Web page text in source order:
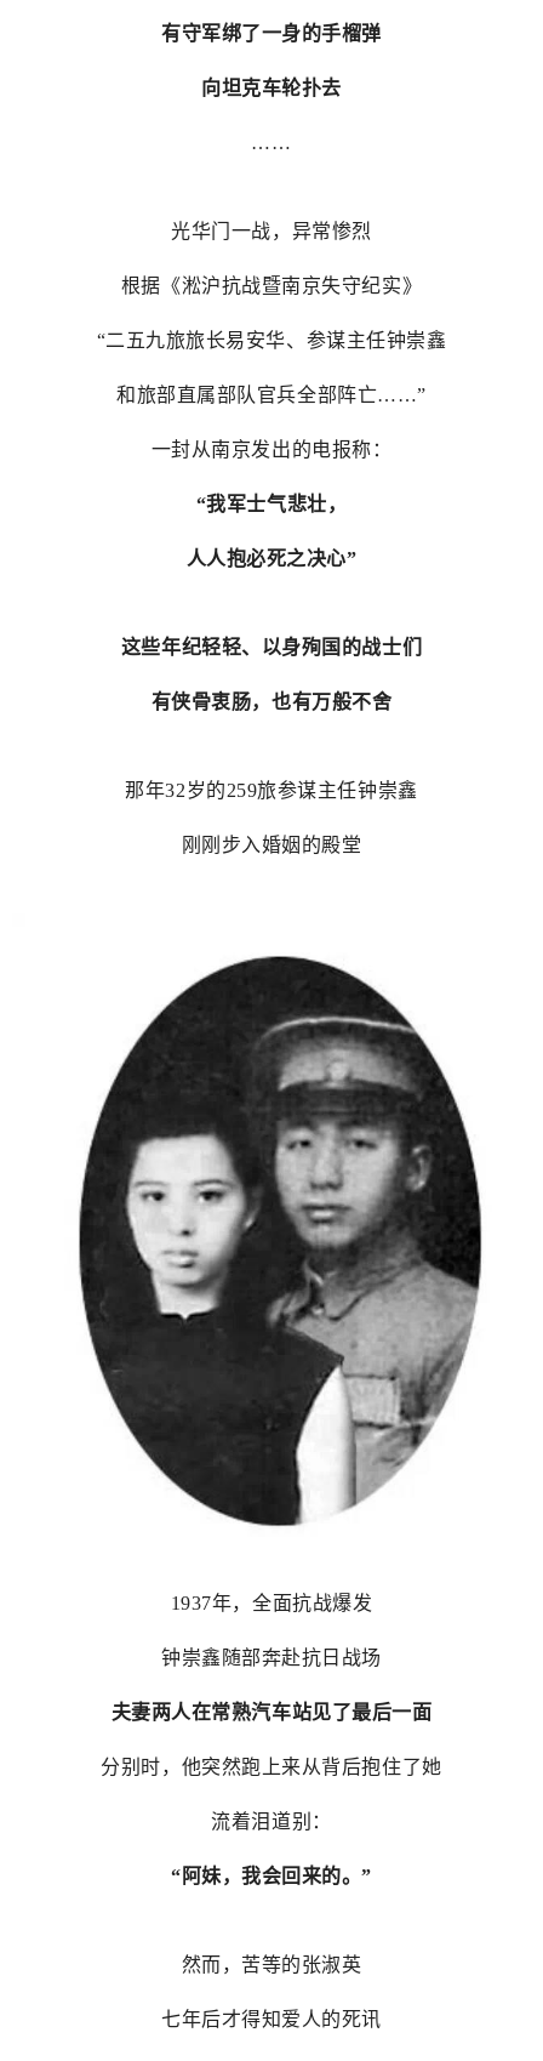
有守军绑了一身的手榴弹
向坦克车轮扑去
……
光华门一战，异常惨烈
根据《淞沪抗战暨南京失守纪实》
“二五九旅旅长易安华、参谋主任钟崇鑫
和旅部直属部队官兵全部阵亡……”
一封从南京发出的电报称：
“我军士气悲壮，
人人抱必死之决心”
这些年纪轻轻、以身殉国的战士们
有侠骨衷肠，也有万般不舍
那年32岁的259旅参谋主任钟崇鑫
刚刚步入婚姻的殿堂
1937年，全面抗战爆发
钟崇鑫随部奔赴抗日战场
夫妻两人在常熟汽车站见了最后一面
分别时，他突然跑上来从背后抱住了她
流着泪道别：
“阿妹，我会回来的。”
然而，苦等的张淑英
七年后才得知爱人的死讯